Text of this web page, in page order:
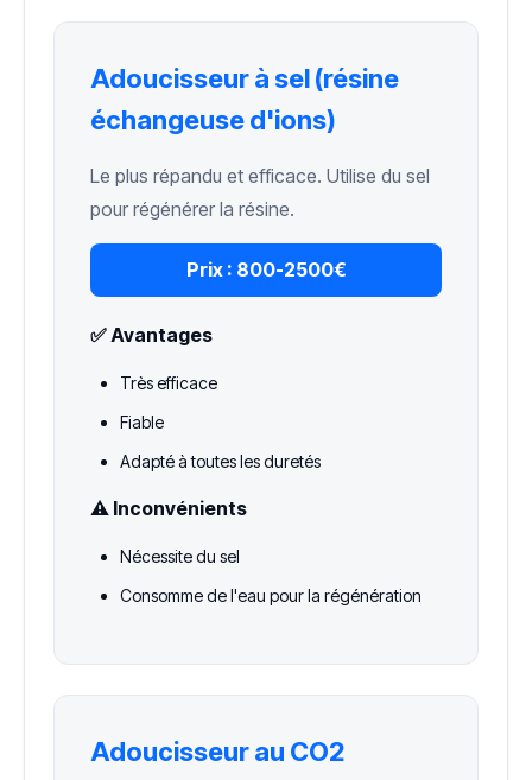
Adoucisseur à sel (résine
échangeuse d'ions)
Le plus répandu et efficace. Utilise du sel
pour régénérer la résine.
Prix : 800-2500€
✅ Avantages
Très efficace
Fiable
Adapté à toutes les duretés
⚠️ Inconvénients
Nécessite du sel
Consomme de l'eau pour la régénération
Adoucisseur au CO2